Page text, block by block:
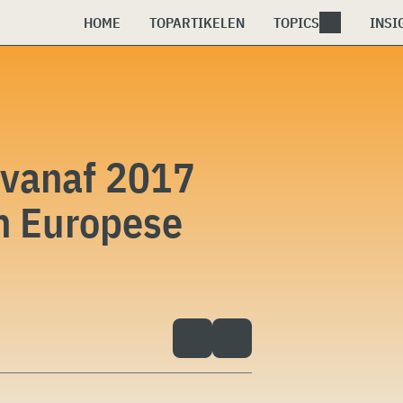
HOME TOPARTIKELEN TOPICS
2017
Europese